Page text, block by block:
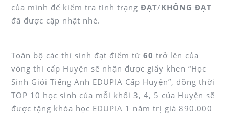
của mình để kiểm tra tình trạng ĐẠT/KHÔNG ĐẠT
đã được cập nhật nhé.
Toàn bộ các thí sinh đạt điểm từ 60 trở lên của
vòng thi cấp Huyện sẽ nhận được giấy khen “Học
Sinh Giỏi Tiếng Anh EDUPIA Cấp Huyện”, đồng thời
TOP 10 học sinh của mỗi khối 3, 4, 5 của Huyện sẽ
được tặng khóa học EDUPIA 1 năm trị giá 890.000